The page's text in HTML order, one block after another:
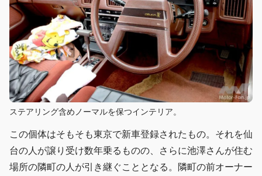
ステアリング含めノーマルを保つインテリア。
この個体はそもそも東京で新車登録されたもの。それを仙
台の人が譲り受け数年乗るものの、さらに池澤さんが住む
場所の隣町の人が引き継ぐこととなる。隣町の前オーナー